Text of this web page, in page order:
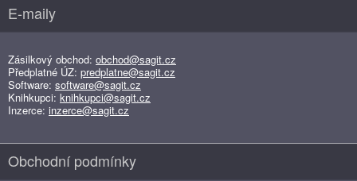
E-maily
Zásilkový obchod: obchod@sagit.cz
Předplatné ÚZ: predplatne@sagit.cz
Software: software@sagit.cz
Knihkupci: knihkupci@sagit.cz
Inzerce: inzerce@sagit.cz
Obchodní podmínky